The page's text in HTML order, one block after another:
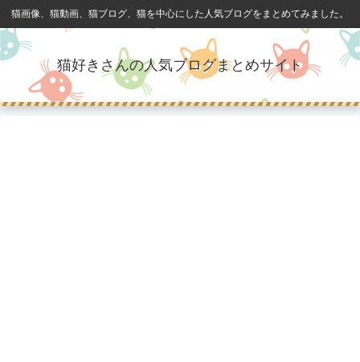
猫画像、猫動画、猫ブログ、猫を中心にした人気ブログをまとめてみました。
猫好きさんの人気ブログまとめサイト